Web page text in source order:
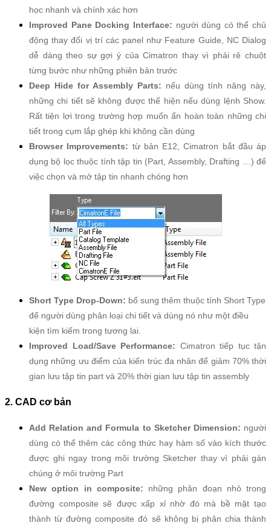
học nhanh và chính xác hơn
Improved Pane Docking Interface: người dùng có thể chủ
động thay đổi vị trí các panel như Feature Guide, NC Dialog
dễ dàng theo sự gợi ý của Cimatron thay vì phải rê chuột
từng bước như những phiên bản trước
Deep Hide for Assembly Parts: nếu dùng tính năng này,
những chi tiết sẽ không được thể hiện nếu dùng lệnh Show.
Rất tiện lợi trong trường hợp muốn ẩn hoàn toàn những chi
tiết trong cụm lắp ghép khi không cần dùng
Browser Improvements: từ bản E12, Cimatron bắt đầu áp
dụng bộ lọc thuộc tính tập tin (Part, Assembly, Drafting …) để
việc chọn và mở tập tin nhanh chóng hơn
Short Type Drop-Down: bổ sung thêm thuộc tính Short Type
để người dùng phân loại chi tiết và dùng nó như một điều
kiện tìm kiếm trong tương lai.
Improved Load/Save Performance: Cimatron tiếp tục tận
dụng những ưu điểm của kiến trúc đa nhân để giảm 70% thời
gian lưu tập tin part và 20% thời gian lưu tập tin assembly
2. CAD cơ bản
Add Relation and Formula to Sketcher Dimension: người
dùng có thể thêm các công thức hay hàm số vào kích thước
được ghi ngay trong môi trường Sketcher thay vì phải gán
chúng ở môi trường Part
New option in composite: những phân đoạn nhỏ trong
đường composite sẽ được xấp xỉ nhờ đó mà bề mặt tạo
thành từ đường composite đó sẽ không bị phân chia thành